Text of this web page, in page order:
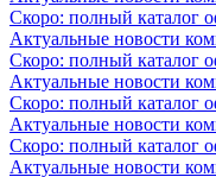
Скоро: полный каталог
Актуальные новости
Скоро: полный каталог
Актуальные новости
Скоро: полный каталог
Актуальные новости
Скоро: полный каталог
Актуальные новости